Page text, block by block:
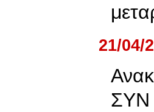
21/04/
ΣΥΝ